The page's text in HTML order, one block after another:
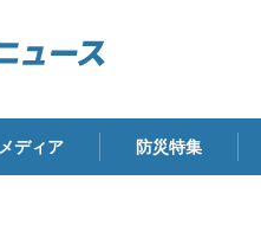
メディア 防災特集